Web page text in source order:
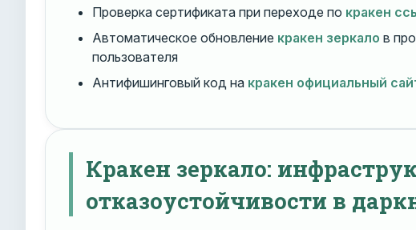
Проверка сертификата при переходе по кракен
Автоматическое обновление кракен зеркало в
пользователя
Антифишинговый код на кракен официальный
Кракен зеркало:
отказоустойчивости в